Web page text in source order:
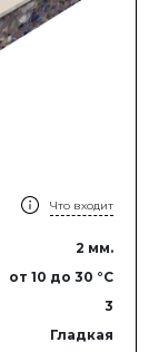
Что входит
2 мм.
от 10 до 30 °C
3
Гладкая